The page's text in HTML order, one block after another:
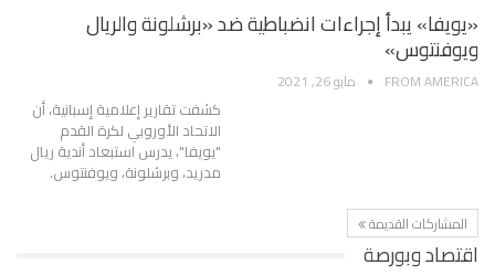
«يويفا» يبدأ إجراءات انضباطية ضد «برشلونة والريال
ويوفنتوس»
FROM AMERICA مايو 26, 2021
كشفت تقارير إعلامية إسبانية، أن
الاتحاد الأوروبي لكرة القدم
"يويفا"، يدرس استبعاد أندية ريال
مدريد، وبرشلونة، ويوفنتوس.
المشاركات القديمة
اقتصاد وبورصة